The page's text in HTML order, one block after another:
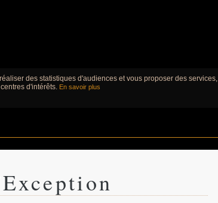
des statistiques d'audiences et vous proposer des services,
d'intérêts. En savoir plus